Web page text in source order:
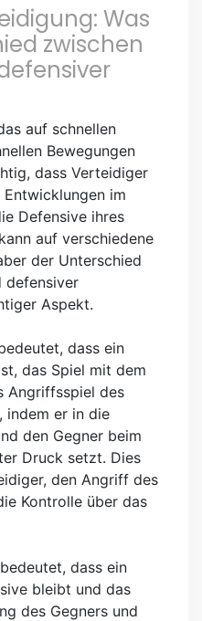
Was
zwischen
auf schnellen
Bewegungen
dass Verteidiger
im
Defensive ihres
auf verschiedene
der Unterschied
defensiver
Aspekt.
dass ein
das Spiel mit dem
Angriffsspiel des
indem er in die
den Gegner beim
Druck setzt. Dies
den Angriff des
Kontrolle über das
dass ein
bleibt und das
des Gegners und